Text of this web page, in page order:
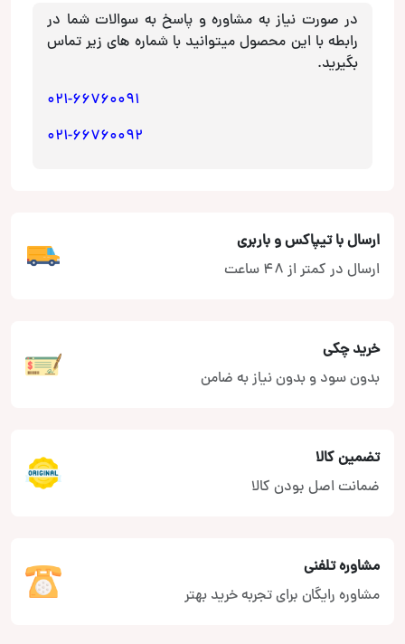
در صورت نیاز به مشاوره و پاسخ به سوالات شما در
رابطه با این محصول میتوانید با شماره های زیر تماس
بگیرید.
021-66760091
021-66760092
ارسال با تیپاکس و باربری
ارسال در کمتر از 48 ساعت
خرید چکی
بدون سود و بدون نیاز به ضامن
تضمین کالا
ضمانت اصل بودن کالا
مشاوره تلفنی
مشاوره رایگان برای تجربه خرید بهتر